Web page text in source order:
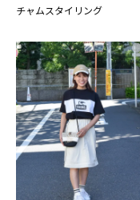
チャムスタイリング